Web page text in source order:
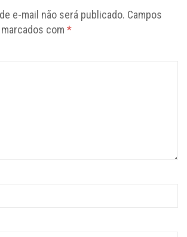
e-mail não será publicado. Campos
com *